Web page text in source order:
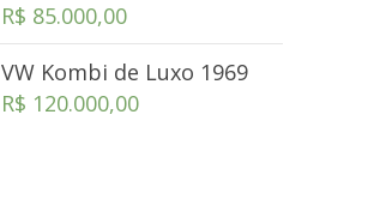
R$ 85.000,00
VW Kombi de Luxo 1969
R$ 120.000,00